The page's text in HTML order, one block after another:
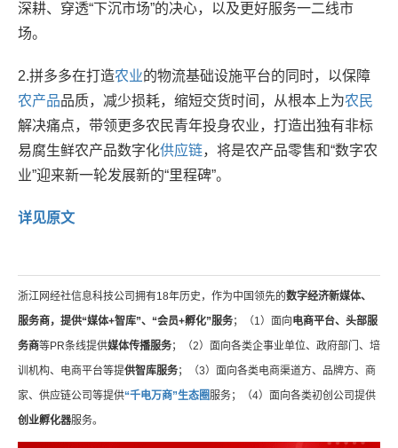
深耕、穿透“下沉市场”的决心，以及更好服务一二线市
场。
2.拼多多在打造农业的物流基础设施平台的同时，以保障
农产品品质，减少损耗，缩短交货时间，从根本上为农民
解决痛点，带领更多农民青年投身农业，打造出独有非标
易腐生鲜农产品数字化供应链，将是农产品零售和“数字农
业”迎来新一轮发展新的“里程碑”。
详见原文
浙江网经社信息科技公司拥有18年历史，作为中国领先的数字经济新媒体、
服务商，提供“媒体+智库”、“会员+孵化”服务；（1）面向 电商平台、头部服
务商等PR条线提供媒体传播服务；（2）面向各类企事业单位、政府部门、培
训机构、电商平台等提供智库服务；（3）面向各类电商渠道方、品牌方、商
家、供应链公司等提供“千电万商”生态圈服务；（4）面向各类初创公司提供
创业孵化器服务。